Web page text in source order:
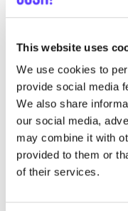
This website uses
We use cookies to
provide social media
We also share
our social media,
may combine it with
provided to them or
of their services.